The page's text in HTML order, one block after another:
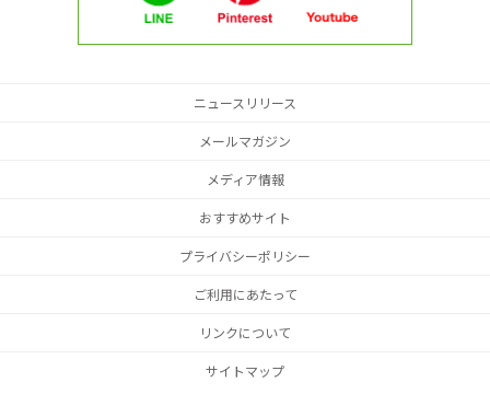
ニュースリリース
メールマガジン
メディア情報
おすすめサイト
プライバシーポリシー
ご利用にあたって
リンクについて
サイトマップ